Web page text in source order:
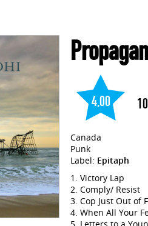
4,00 10
Canada
Punk
Label: Epitaph
Victory Lap
Comply/ Resist
Cop Just Out of
When All Your